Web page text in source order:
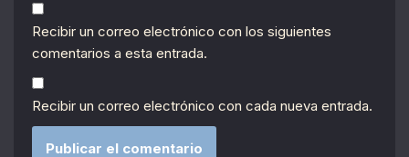
Recibir un correo electrónico con los siguientes
comentarios a esta entrada.
Recibir un correo electrónico con cada nueva entrada.